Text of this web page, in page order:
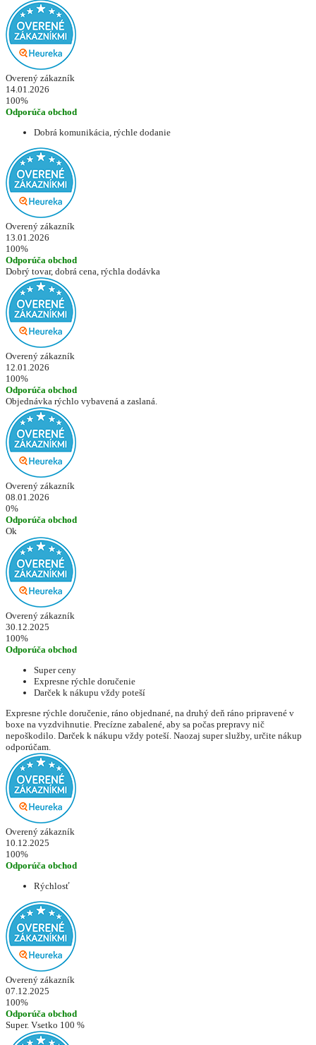
Overený zákazník
14.01.2026
100%
Odporúča obchod
Dobrá komunikácia, rýchle dodanie
Overený zákazník
13.01.2026
100%
Odporúča obchod
Dobrý tovar, dobrá cena, rýchla dodávka
Overený zákazník
12.01.2026
100%
Odporúča obchod
Objednávka rýchlo vybavená a zaslaná.
Overený zákazník
08.01.2026
0%
Odporúča obchod
Ok
Overený zákazník
30.12.2025
100%
Odporúča obchod
Super ceny
Expresne rýchle doručenie
Darček k nákupu vždy poteší
Expresne rýchle doručenie, ráno objednané, na druhý deň ráno pripravené v
boxe na vyzdvihnutie. Precízne zabalené, aby sa počas prepravy nič
nepoškodilo. Darček k nákupu vždy poteší. Naozaj super služby, určite nákup
odporúčam.
Overený zákazník
10.12.2025
100%
Odporúča obchod
Rýchlosť
Overený zákazník
07.12.2025
100%
Odporúča obchod
Super. Vsetko 100 %